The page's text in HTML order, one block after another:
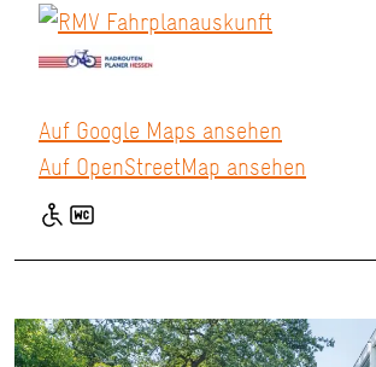
Auf Google Maps ansehen
Auf OpenStreetMap ansehen